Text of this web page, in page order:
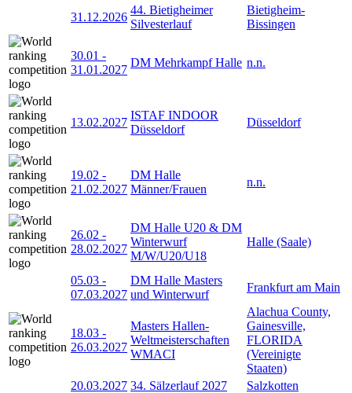
31.12.2026
44. Bietigheimer
Silvesterlauf
Bietigheim-
Bissingen
30.01 -
31.01.2027
DM Mehrkampf Halle n.n.
13.02.2027
ISTAF INDOOR
Düsseldorf
Düsseldorf
19.02 -
21.02.2027
DM Halle
Männer/Frauen
n.n.
26.02 -
28.02.2027
DM Halle U20 & DM
Winterwurf
M/W/U20/U18
Halle (Saale)
05.03 -
07.03.2027
DM Halle Masters
und Winterwurf
Frankfurt am Main
18.03 -
26.03.2027
Masters Hallen-
Weltmeisterschaften
WMACI
Alachua County,
Gainesville,
FLORIDA
(Vereinigte
Staaten)
20.03.2027 34. Sälzerlauf 2027 Salzkotten